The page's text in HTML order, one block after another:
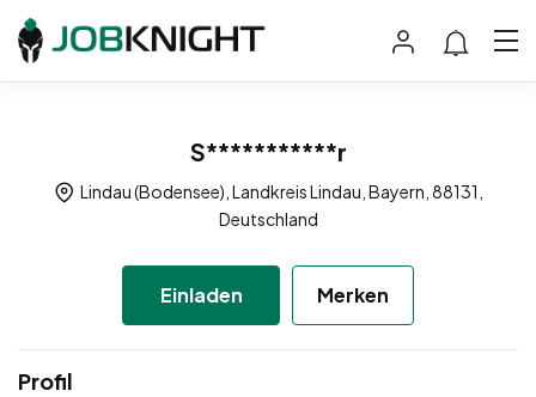
S***********r
Lindau (Bodensee), Landkreis Lindau, Bayern, 88131,
Deutschland
Einladen Merken
Profil